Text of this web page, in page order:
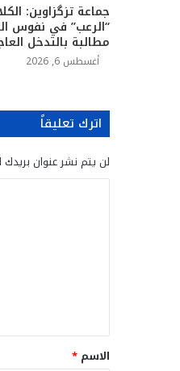
جماعة تزگزاوين:
“الرعب” في نفوس
مطالبة بالتدخل
أغسطس 6, 2026
اترك تعليقاً
لن يتم نشر عنوان بريدك
ق
*
الاسم *